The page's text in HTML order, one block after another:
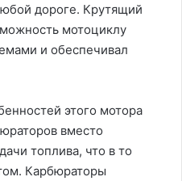
дороге. Крутящий
мотоциклу
и обеспечивал
этого мотора
вместо
топлива, что в то
Карбюраторы